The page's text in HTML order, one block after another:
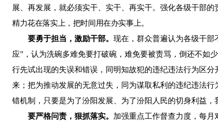
展、再发展，就必须实干、实干、再实干。强化各级干部
精力花在落实上，把时间用在办实事上。
要勇于担当，激励干部。 现在，群众普遍认为各级干
应”，认为洗碗多难免要打破碗，难免要被责骂，倒还不如
行先试出现的失误和错误，同明知故犯的违纪违法行为区
来；把为推动发展的无意过失，同为谋取私利的违纪违法
错机制，只要是为了汾阳发展、为了汾阳人民的切身利益
要严格问责，狠抓落实。 加强重点工作督查力度，每